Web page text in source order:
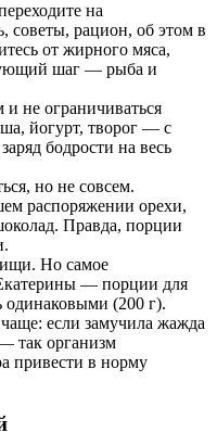
на
советы, рацион, об этом в
от жирного мяса,
шаг — рыба и
не ограничиваться
йогурт, творог — с
бодрости на весь
но не совсем.
распоряжении орехи,
Правда, порции
Но самое
— порции для
(200 г).
если замучила жажда
так организм
привести в норму